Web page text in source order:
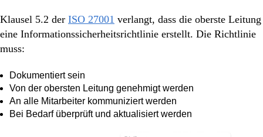
Klausel 5.2 der ISO 27001 verlangt, dass die oberste Leitung
eine Informationssicherheitsrichtlinie erstellt. Die Richtlinie
muss:
Dokumentiert sein
Von der obersten Leitung genehmigt werden
An alle Mitarbeiter kommuniziert werden
Bei Bedarf überprüft und aktualisiert werden